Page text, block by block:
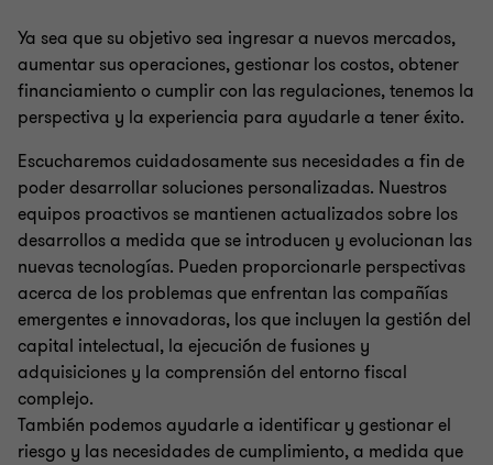
Ya sea que su objetivo sea ingresar a nuevos mercados,
aumentar sus operaciones, gestionar los costos, obtener
financiamiento o cumplir con las regulaciones, tenemos la
perspectiva y la experiencia para ayudarle a tener éxito.
Escucharemos cuidadosamente sus necesidades a fin de
poder desarrollar soluciones personalizadas. Nuestros
equipos proactivos se mantienen actualizados sobre los
desarrollos a medida que se introducen y evolucionan las
nuevas tecnologías. Pueden proporcionarle perspectivas
acerca de los problemas que enfrentan las compañías
emergentes e innovadoras, los que incluyen la gestión del
capital intelectual, la ejecución de fusiones y
adquisiciones y la comprensión del entorno fiscal
complejo.
También podemos ayudarle a identificar y gestionar el
riesgo y las necesidades de cumplimiento, a medida que